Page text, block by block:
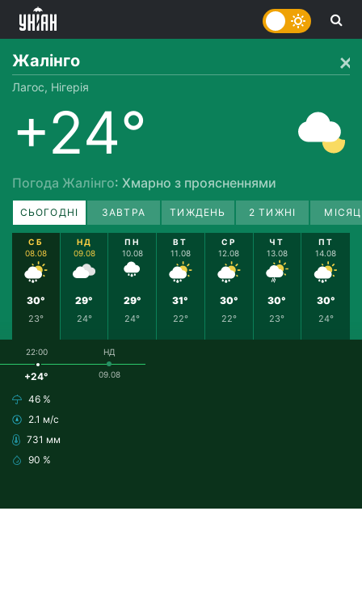
Жалінго
Лагос, Нігерія
+24°
Погода Жалінго: Хмарно з проясненнями
СЬОГОДНІ ЗАВТРА ТИЖДЕНЬ 2 ТИЖНІ
СБ
08.08
30°
23°
НД
09.08
29°
24°
ПН
10.08
29°
24°
ВТ
11.08
31°
22°
СР
12.08
30°
22°
ЧТ
13.08
30°
23°
ПТ
14.08
30°
24°
22:00
+24°
46 %
2.1 м/с
731 мм
90 %
НД
09.08